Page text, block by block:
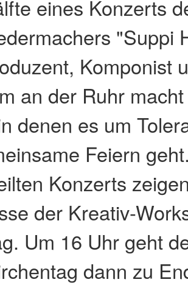
eines Konzerts
"Suppi
Komponist
an der Ruhr
denen es um
Feiern
Konzerts
der Kreativ-
Um 16 Uhr geht
dann zu